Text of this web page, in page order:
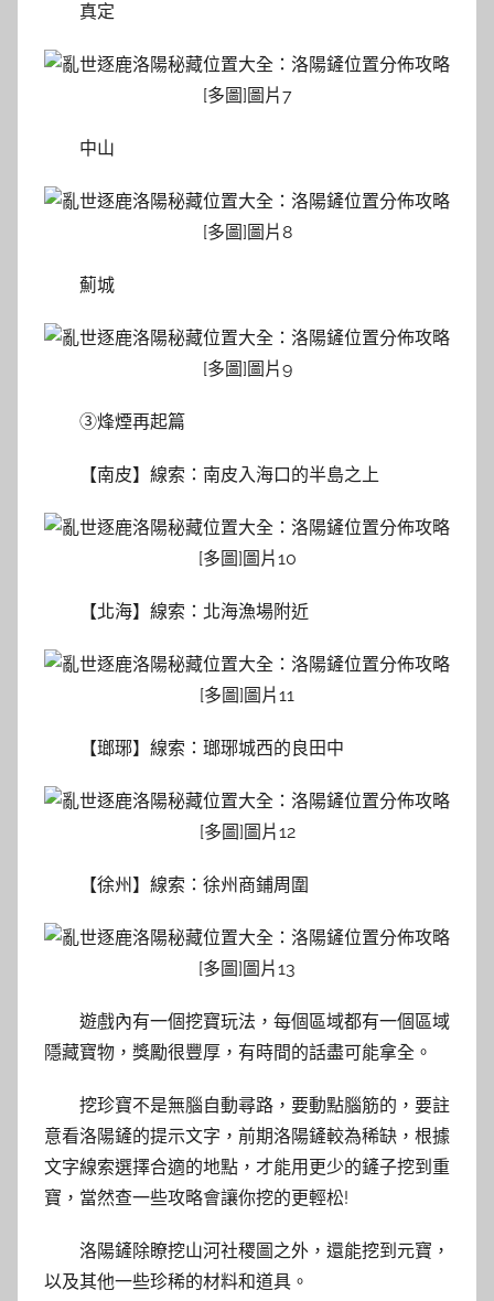
真定
中山
薊城
③烽煙再起篇
【南皮】線索：南皮入海口的半島之上
【北海】線索：北海漁場附近
【瑯琊】線索：瑯琊城西的良田中
【徐州】線索：徐州商鋪周圍
遊戲內有一個挖寶玩法，每個區域都有一個區域
隱藏寶物，獎勵很豐厚，有時間的話盡可能拿全。
挖珍寶不是無腦自動尋路，要動點腦筋的，要註
意看洛陽鏟的提示文字，前期洛陽鏟較為稀缺，根據
文字線索選擇合適的地點，才能用更少的鏟子挖到重
寶，當然查一些攻略會讓你挖的更輕松!
洛陽鏟除瞭挖山河社稷圖之外，還能挖到元寶，
以及其他一些珍稀的材料和道具。